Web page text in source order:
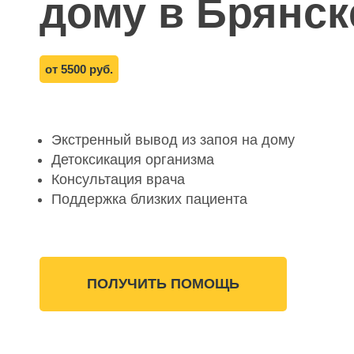
дому в
от 5500 руб.
Экстренный вывод из запоя на дому
Детоксикация организма
Консультация врача
Поддержка близких пациента
ПОЛУЧИТЬ ПОМОЩЬ